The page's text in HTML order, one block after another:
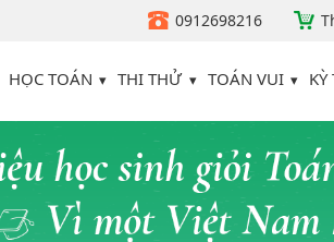
0912698216
HỌC TOÁN THI THỬ TOÁN VUI KỲ